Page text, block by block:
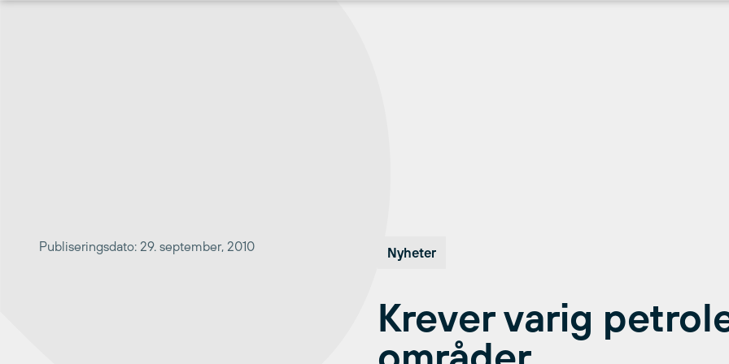
Publiseringsdato: 29. september, 2010 Nyheter
Krever varig